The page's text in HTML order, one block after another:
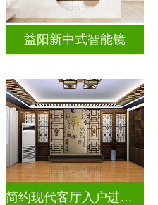
益阳新中式智能镜
简约现代客厅入户进门遮挡玻璃屏风